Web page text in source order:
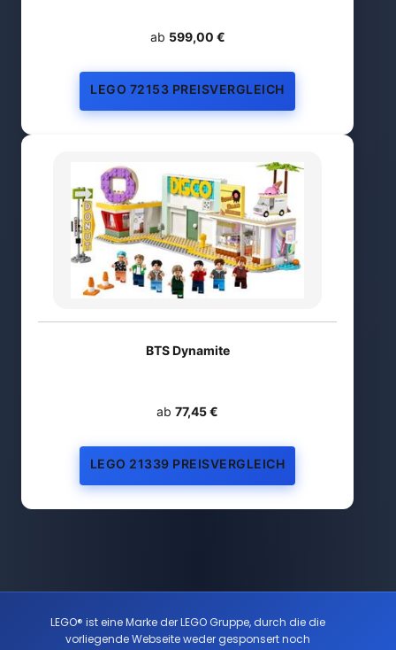
ab 599,00 €
LEGO 72153 PREISVERGLEICH
BTS Dynamite
ab 77,45 €
LEGO 21339 PREISVERGLEICH
LEGO® ist eine Marke der LEGO Gruppe, durch die die
vorliegende Webseite weder gesponsert noch